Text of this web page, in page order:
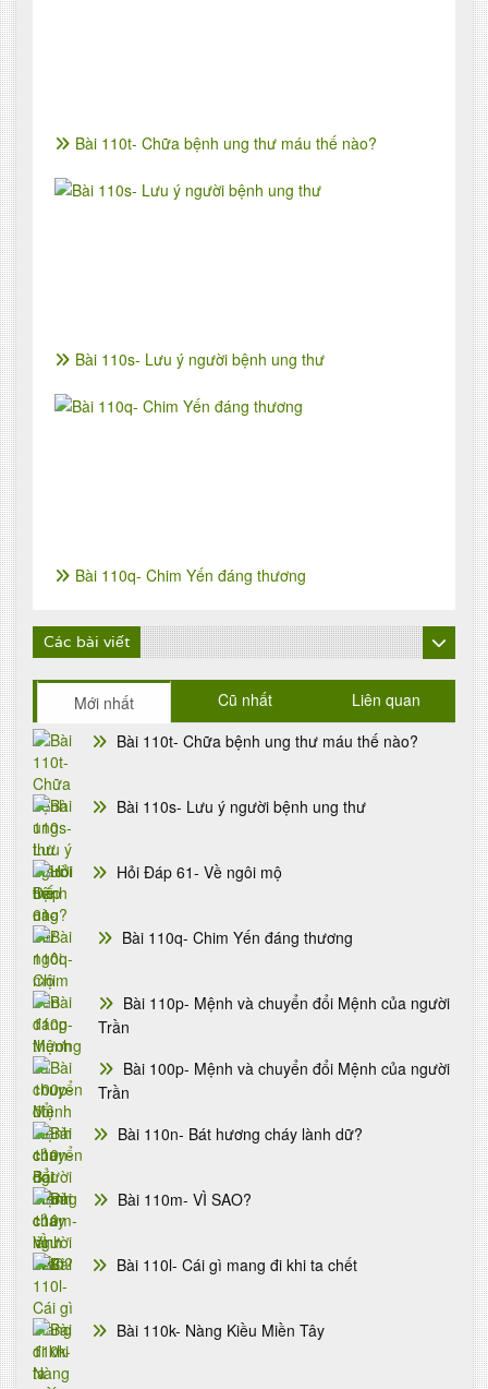
Bài 110t- Chữa bệnh ung thư máu thế nào?
Bài 110s- Lưu ý người bệnh ung thư
Bài 110q- Chim Yến đáng thương
Các bài viết
Mới nhất Cũ nhất
Liên quan
Bài 110t- Chữa bệnh ung thư máu thế nào?
Bài 110s- Lưu ý người bệnh ung thư
Hỏi Đáp 61- Về ngôi mộ
Bài 110q- Chim Yến đáng thương
Bài 110p- Mệnh và chuyển đổi Mệnh của người
Trần
Bài 100p- Mệnh và chuyển đổi Mệnh của người
Trần
Bài 110n- Bát hương cháy lành dữ?
Bài 110m- VÌ SAO?
Bài 110l- Cái gì mang đi khi ta chết
Bài 110k- Nàng Kiều Miền Tây